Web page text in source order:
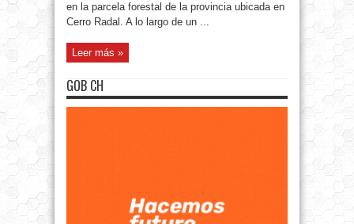
en la parcela forestal de la provincia ubicada en
Cerro Radal. A lo largo de un ...
Leer más »
GOB CH